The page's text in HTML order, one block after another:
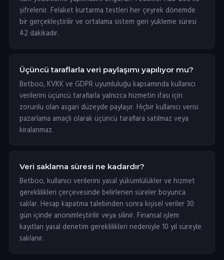
şifrelenir. Felaket kurtarma testleri her çeyrek dönemde
bir gerçekleştirilir ve ortalama sistem geri yükleme süresi
42 dakikadır.
Üçüncü taraflarla veri paylaşımı yapılıyor mu?
Betboo, KVKK ve GDPR uyumluluğu kapsamında kullanıcı
verilerini üçüncü taraflarla yalnızca hizmetin ifası için
zorunlu olan asgari düzeyde paylaşır. Hiçbir kullanıcı verisi
pazarlama amaçlı olarak üçüncü taraflara satılmaz veya
kiralanmaz.
Veri saklama süresi ne kadardır?
Betboo, kullanıcı verilerini yasal yükümlülükler ve hizmet
gereklilikleri çerçevesinde belirlenen süreler boyunca
saklar. Hesap kapatma talebinden sonra kişisel veriler 30
gün içinde anonimleştirilir veya silinir. Finansal işlem
kayıtları yasal denetim gereklilikleri nedeniyle 10 yıl süreyle
saklanır.